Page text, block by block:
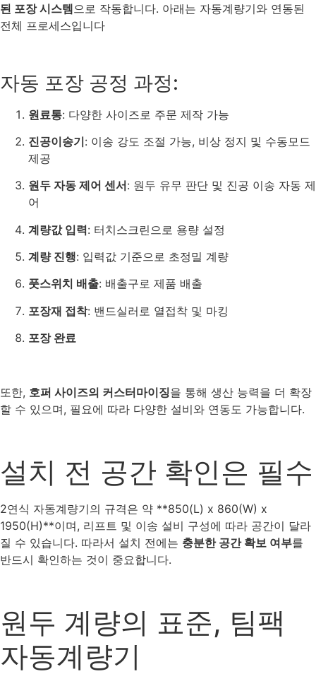
된 포장 시스템으로 작동합니다. 아래는 자동계량기와 연동된
전체 프로세스입니다
자동 포장 공정 과정:
원료통: 다양한 사이즈로 주문 제작 가능
진공이송기: 이송 강도 조절 가능, 비상 정지 및 수동모드
제공
원두 자동 제어 센서: 원두 유무 판단 및 진공 이송 자동 제
어
계량값 입력: 터치스크린으로 용량 설정
계량 진행: 입력값 기준으로 초정밀 계량
풋스위치 배출: 배출구로 제품 배출
포장재 접착: 밴드실러로 열접착 및 마킹
포장 완료
또한, 호퍼 사이즈의 커스터마이징을 통해 생산 능력을 더 확장
할 수 있으며, 필요에 따라 다양한 설비와 연동도 가능합니다.
설치 전 공간 확인은 필수
2연식 자동계량기의 규격은 약 **850(L) x 860(W) x
1950(H)**이며, 리프트 및 이송 설비 구성에 따라 공간이 달라
질 수 있습니다. 따라서 설치 전에는 충분한 공간 확보 여부를
반드시 확인하는 것이 중요합니다.
원두 계량의 표준, 팀팩
자동계량기